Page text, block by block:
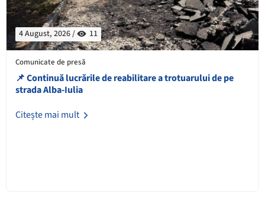
4 August, 2026 / 11
Comunicate de presă
📌 Continuă lucrările de reabilitare a trotuarului de pe
strada Alba-Iulia
Citește mai mult